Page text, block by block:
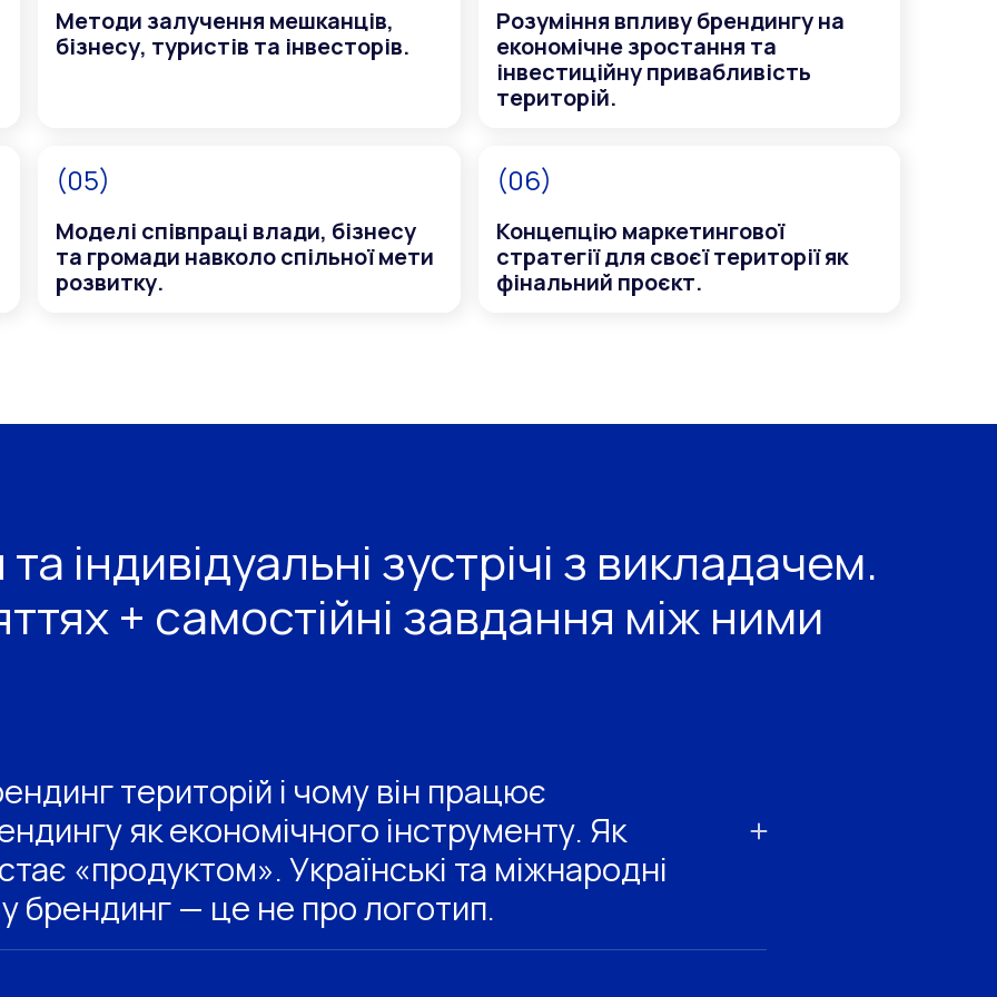
Методи залучення мешканців,
бізнесу, туристів та інвесторів.
Розуміння впливу брендингу на
економічне зростання та
інвестиційну привабливість
територій.
(05)
Моделі співпраці влади, бізнесу
та громади навколо спільної мети
розвитку.
(06)
Концепцію маркетингової
стратегії для своєї території як
фінальний проєкт.
індивідуальні зустрічі з викладачем.
+ самостійні завдання між ними
територій і чому він працює
як економічного інструменту. Як
«продуктом». Українські та міжнародні
брендинг — це не про логотип.